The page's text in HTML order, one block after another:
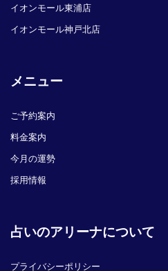
イオンモール東浦店
イオンモール神戸北店
メニュー
ご予約案内
料金案内
今月の運勢
採用情報
占いのアリーナについて
プライバシーポリシー